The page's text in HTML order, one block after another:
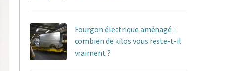
Fourgon électrique aménagé :
combien de kilos vous reste-t-il
vraiment ?